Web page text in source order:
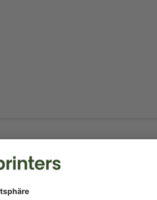
rechtzeitig